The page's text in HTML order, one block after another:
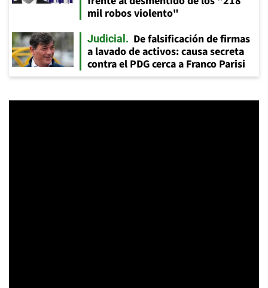
mil robos violento"
Judicial
De falsificación de firmas
a lavado de activos: causa secreta
contra el PDG cerca a Franco Parisi